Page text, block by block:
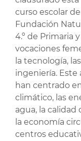
curso escolar
Fundación
4.º de Primaria
vocaciones
la tecnología,
ingeniería. Este
han centrado
climático, las
agua, la calidad
la economía
centros